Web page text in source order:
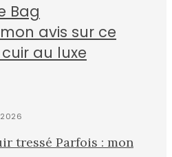
Bag
avis sur ce
au luxe